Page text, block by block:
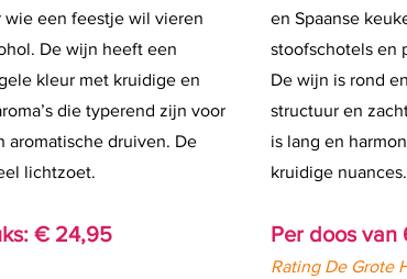
wie een feestje wil vieren
De wijn heeft een
kleur met kruidige en
die typerend zijn voor
aromatische druiven. De
lichtzoet.
€ 24,95
en Spaanse
stoofschotels en
De wijn is rond
structuur en
is lang en
kruidige nuances.
Per doos
Rating De Grote